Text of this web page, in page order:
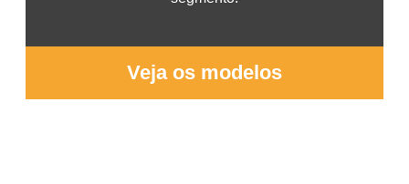
Veja os modelos